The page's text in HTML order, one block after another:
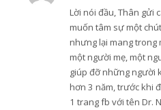
Lời nói đầu, Thân gửi
muốn tâm sự một
nhưng lại mang trong
một người mẹ, một
giúp đỡ những người
hơn 3 năm, trước khi
1 trang fb với tên Dr.